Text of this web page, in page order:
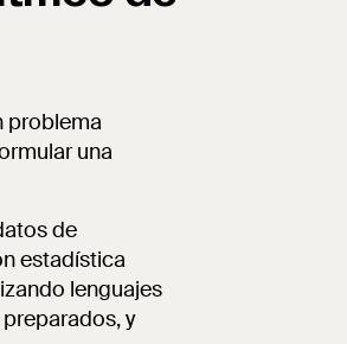
problema
una
de
estadística
lenguajes
y